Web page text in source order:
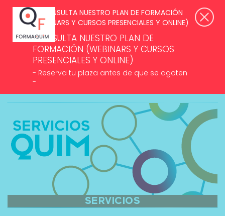
CONSULTA NUESTRO PLAN DE
FORMACIÓN (WEBINARS Y CURSOS
PRESENCIALES Y ONLINE)
- Reserva tu plaza antes de que se agoten
-
SUSCRÍBETE A NUESTROS NEWSLETTERS >
ACCESO ASOCIADOS
SERVICIOS